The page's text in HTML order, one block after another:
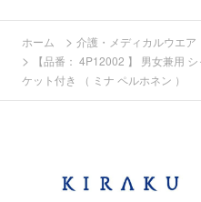
ホーム > 介護・メディカルウエア
>
【品番： 4P12002 】 男女兼用
ケット付き （ ミナ ペルホネン ）